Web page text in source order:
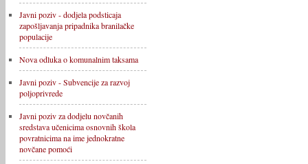
Javni poziv - dodjela podsticaja
zapošljavanja pripadnika branilačke
populacije
Nova odluka o komunalnim taksama
Javni poziv - Subvencije za razvoj
poljoprivrede
Javni poziv za dodjelu novčanih
sredstava učenicima osnovnih škola
povratnicima na ime jednokratne
novčane pomoći